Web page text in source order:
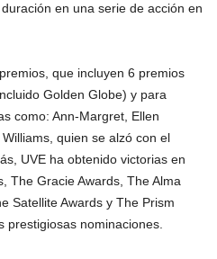
en una serie de acción en
que incluyen 6 premios
Golden Globe) y para
como: Ann-Margret, Ellen
quien se alzó con el
UVE ha obtenido victorias en
The Gracie Awards, The Alma
Satellite Awards y The Prism
prestigiosas nominaciones.